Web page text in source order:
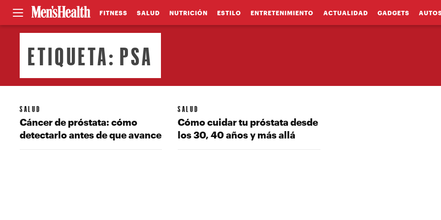
FITNESS SALUD NUTRICIÓN ESTILO ENTRETENIMIENTO ACTUALIDAD GADGETS
ETIQUETA: PSA
SALUD
Cáncer de próstata: cómo
detectarlo antes de que avance
SALUD
Cómo cuidar tu próstata desde
los 30, 40 años y más allá